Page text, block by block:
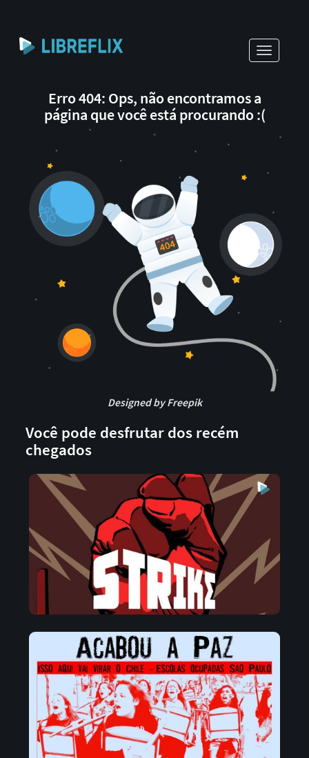
Toggle
Erro 404: Ops, não encontramos a
página que você está procurando :(
Designed by Freepik
Você pode desfrutar dos recém
chegados